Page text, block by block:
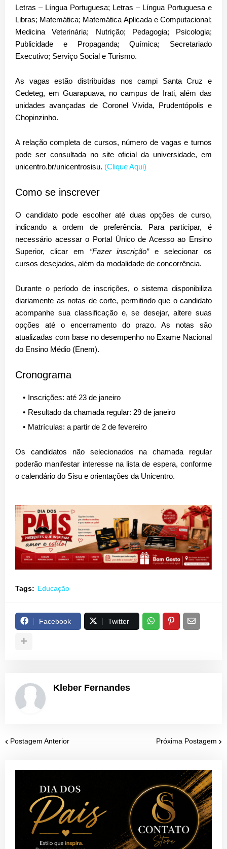
Letras – Língua Portuguesa; Letras – Língua Portuguesa e
Libras; Matemática; Matemática Aplicada e Computacional;
Medicina Veterinária; Nutrição; Pedagogia; Psicologia;
Publicidade e Propaganda; Química; Secretariado
Executivo; Serviço Social e Turismo.
As vagas estão distribuídas noscampi Santa Cruz e
Cedeteg, em Guarapuava, no campus de Irati, além das
unidades avançadas de Coronel Vivida, Prudentópolis e
Chopinzinho.
A relação completa de cursos, número de vagas e turnos
pode ser consultada no site oficial da universidade, em
unicentro.br/unicentrosisu. (Clique Aqui)
Como se inscrever
O candidato pode escolher até duas opções de curso,
indicando a ordem de preferência. Para participar, é
necessário acessar o Portal Único de Acesso ao Ensino
Superior, clicar em “Fazer inscrição”e selecionar os
cursos desejados, além da modalidade de concorrência.
Durante o período de inscrições, o sistema disponibiliza
diariamente as notas de corte, permitindo que o candidato
acompanhe sua classificação e, se desejar, altere suas
opções até o encerramento do prazo. As notas são
atualizadas com base no desempenho no Exame Nacional
do Ensino Médio (Enem).
Cronograma
Inscrições: até 23 de janeiro
Resultado da chamada regular: 29 de janeiro
Matrículas: a partir de 2 de fevereiro
Os candidatos não selecionados na chamada regular
poderão manifestar interesse na lista de espera, conforme
o calendário do Sisu e orientações da Unicentro.
Tags: Educação
Facebook Twitter
Kleber Fernandes
Postagem Anterior Próxima Postagem